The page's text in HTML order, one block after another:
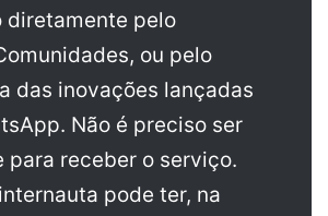
diretamente pelo
ou pelo
das inovações lançadas
Não é preciso ser
para receber o serviço.
pode ter, na